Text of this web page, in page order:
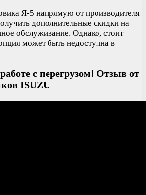
Я-5 напрямую от производителя
дополнительные скидки на
обслуживание. Однако, стоит
может быть недоступна в
с перегрузом! Отзыв от
ISUZU